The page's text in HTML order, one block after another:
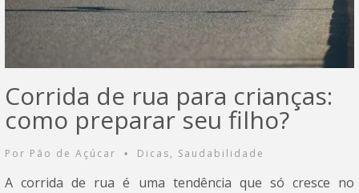
Corrida de rua para crianças:
como preparar seu filho?
Por Pão de Açúcar • Dicas, Saudabilidade
A corrida de rua é uma tendência que só cresce no